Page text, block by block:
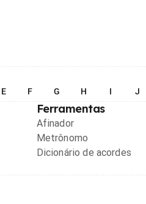
E F G H I J
Ferramentas
Afinador
Metrônomo
Dicionário de acordes